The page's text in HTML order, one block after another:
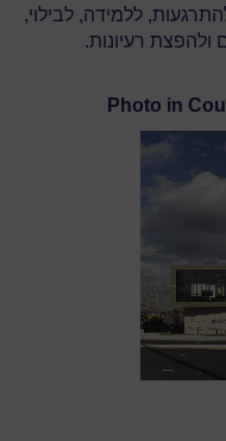
ללמידה, לבילוי,
ולהפצת רעיונות.
Photo in